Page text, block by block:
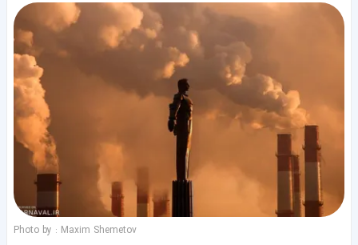
Photo by : Maxim Shemetov